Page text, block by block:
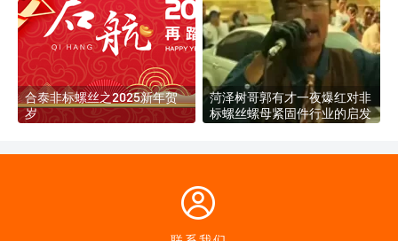
合泰非标螺丝之2025新年贺
岁
菏泽树哥郭有才一夜爆红对非
标螺丝螺母紧固件行业的启发
